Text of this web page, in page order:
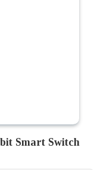
Smart Switch